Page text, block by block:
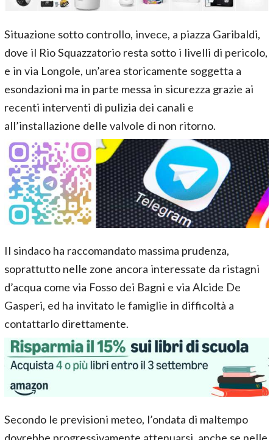
Situazione sotto controllo, invece, a piazza Garibaldi,
dove il Rio Squazzatorio resta sotto i livelli di pericolo,
e in via Longole, un’area storicamente soggetta a
esondazioni ma in parte messa in sicurezza grazie ai
recenti interventi di pulizia dei canali e
all’installazione delle valvole di non ritorno.
Il sindaco ha raccomandato massima prudenza,
soprattutto nelle zone ancora interessate da ristagni
d’acqua come via Fosso dei Bagni e via Alcide De
Gasperi, ed ha invitato le famiglie in difficoltà a
contattarlo direttamente.
Secondo le previsioni meteo, l’ondata di maltempo